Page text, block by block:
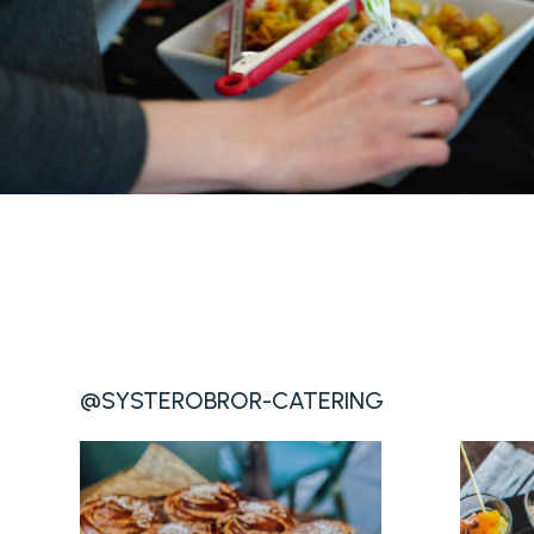
@SYSTEROBROR-CATERING